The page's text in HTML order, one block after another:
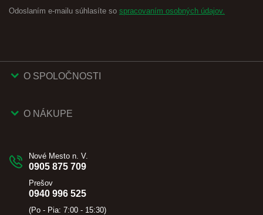
Odoslaním e-mailu súhlasíte so spracovaním osobných údajov.
O SPOLOČNOSTI
O NÁKUPE
Nové Mesto n. V.
0905 875 709
Prešov
0940 996 525
(Po - Pia: 7:00 - 15:30)